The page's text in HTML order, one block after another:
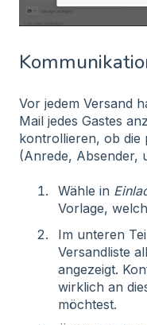
Vor jedem Versand
Mail jedes Gastes
kontrollieren, ob die
(Anrede, Absender,
Wähle in
Vorlage,
Im unteren
Versandliste
angezeigt.
wirklich an
möchtest.